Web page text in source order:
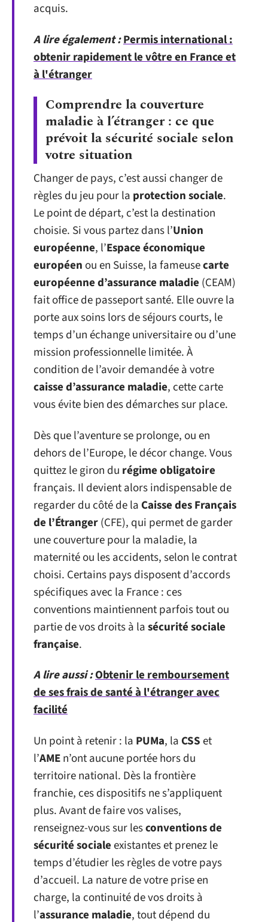
acquis.
A lire également :Permis international :
obtenir rapidement le vôtre en France et
à l'étranger
Comprendre la couverture
maladie à l’étranger : ce que
prévoit la sécurité sociale selon
votre situation
Changer de pays, c’est aussi changer de
règles du jeu pour la protection sociale.
Le point de départ, c’est la destination
choisie. Si vous partez dans l’Union
européenne, l’Espace économique
européen ou en Suisse, la fameusecarte
européenne d’assurance maladie (CEAM)
fait office de passeport santé. Elle ouvre la
porte aux soins lors de séjours courts, le
temps d’un échange universitaire ou d’une
mission professionnelle limitée. À
condition de l’avoir demandée à votre
caisse d’assurance maladie, cette carte
vous évite bien des démarches sur place.
Dès que l’aventure se prolonge, ou en
dehors de l’Europe, le décor change. Vous
quittez le giron du régime obligatoire
français. Il devient alors indispensable de
regarder du côté de la Caisse des Français
de l’Étranger(CFE), qui permet de garder
une couverture pour la maladie, la
maternité ou les accidents, selon le contrat
choisi. Certains pays disposent d’accords
spécifiques avec la France : ces
conventions maintiennent parfois tout ou
partie de vos droits à lasécurité sociale
française.
A lire aussi :Obtenir le remboursement
de ses frais de santé à l'étranger avec
facilité
Un point à retenir : la PUMa, la CSSet
l’AMEn’ont aucune portée hors du
territoire national. Dès la frontière
franchie, ces dispositifs ne s’appliquent
plus. Avant de faire vos valises,
renseignez-vous sur lesconventions de
sécurité socialeexistantes et prenez le
temps d’étudier les règles de votre pays
d’accueil. La nature de votre prise en
charge, la continuité de vos droits à
l’assurance maladie, tout dépend du